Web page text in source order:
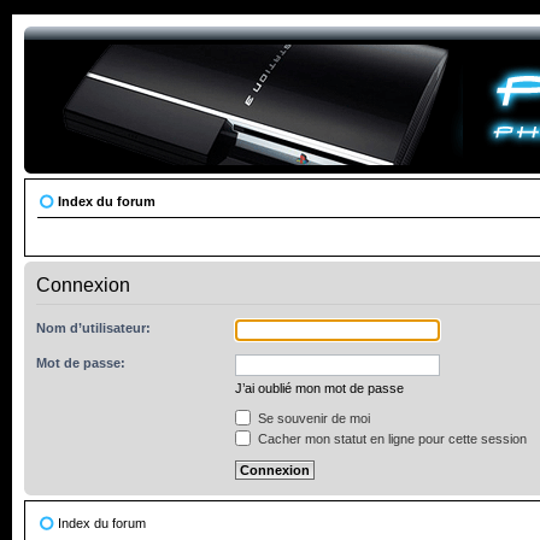
Index du forum
Connexion
Nom d’utilisateur:
Mot de passe:
J’ai oublié mon mot de passe
Se souvenir de moi
Cacher mon statut en ligne pour cette session
Index du forum